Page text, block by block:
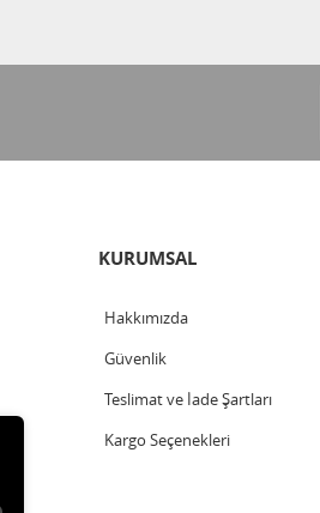
KURUMSAL
Hakkımızda
Güvenlik
Teslimat ve İade Şartları
Kargo Seçenekleri